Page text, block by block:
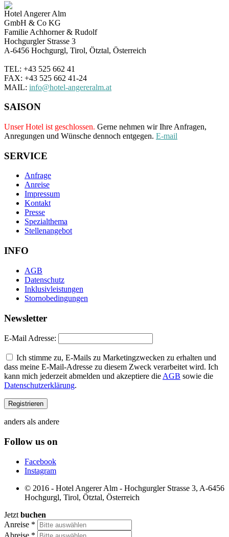
Hotel Angerer Alm
GmbH & Co KG
Familie Achhorner & Rudolf
Hochgurgler Strasse 3
A-6456 Hochgurgl, Tirol, Ötztal, Österreich
TEL: +43 525 662 41
FAX: +43 525 662 41-24
MAIL: info@hotel-angereralm.at
SAISON
Unser Hotel ist geschlossen. Gerne nehmen wir Ihre Anfragen,
Anregungen und Wünsche dennoch entgegen. E-mail
SERVICE
Anfrage
Anreise
Impressum
Kontakt
Presse
Spezialthema
Stellenangebot
INFO
AGB
Datenschutz
Inklusivleistungen
Stornobedingungen
Newsletter
E-Mail Adresse:
Ich stimme zu, E-Mails zu Marketingzwecken zu erhalten und
dass meine E-Mail-Adresse zu diesem Zweck verarbeitet wird. Ich
kann mich jederzeit abmelden und akzeptiere die AGB sowie die
Datenschutzerklärung.
anders als andere
Follow us on
Facebook
Instagram
© 2016 - Hotel Angerer Alm - Hochgurgler Strasse 3, A-6456
Hochgurgl, Tirol, Ötztal, Österreich
Jetzt buchen
Anreise *
Abreise *